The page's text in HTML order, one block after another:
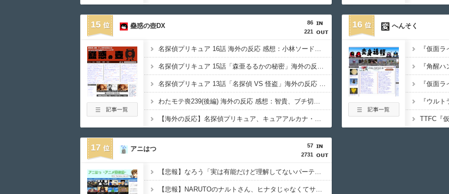
15
86
221
蠱惑の壺DX
名探偵プリキュア 16話 海外の反応 感想：小林ソード、かっこいい。
名探偵プリキュア 15話「森亜るるかの秘密」海外の反応 感想：るるかさん43歳…
名探偵プリキュア 13話「名探偵 VS 怪盗」海外の反応 感想：アルカナシャドウの腋に無事興奮する海外の紳士たち
わたモテ喪239(後編) 海外の反応 感想：智貴、ブチ切れる。
【海外の反応】名探偵プリキュア、キュアアルカナ・シャドウ待望のデビューに海外の大きいお友達もぷいきゅあがんばえ～してしまう
16 へんそく
17
57
2731
アニはつ
【悲報】なろう「実は有能だけど理解してないパーティから追放されました」←これｗｗｗ
【悲報】NARUTOのナルトさん、ヒナタじゃなくてサクラと絶対に結婚するべきだったｗｗｗｗ